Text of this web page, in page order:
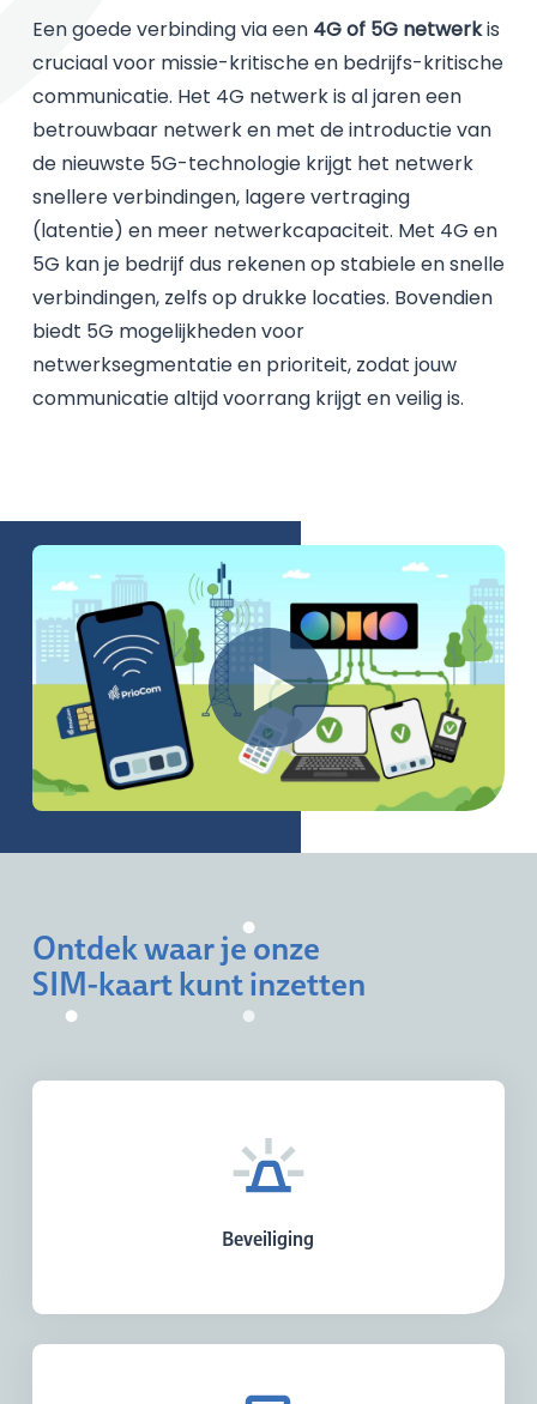
Een goede verbinding via een 4G of 5G netwerkis
cruciaal voor missie-kritische en bedrijfs-kritische
communicatie. Het 4G netwerk is al jaren een
betrouwbaar netwerk en met de introductie van
de nieuwste 5G-technologie krijgt het netwerk
snellere verbindingen, lagere vertraging
(latentie) en meer netwerkcapaciteit. Met 4G en
5G kan je bedrijf dus rekenen op stabiele en snelle
verbindingen, zelfs op drukke locaties. Bovendien
biedt 5G mogelijkheden voor
netwerksegmentatie en prioriteit, zodat jouw
communicatie altijd voorrang krijgt en veilig is.
Ontdek waar je onze
SIM-kaart kunt inzetten
Beveiliging